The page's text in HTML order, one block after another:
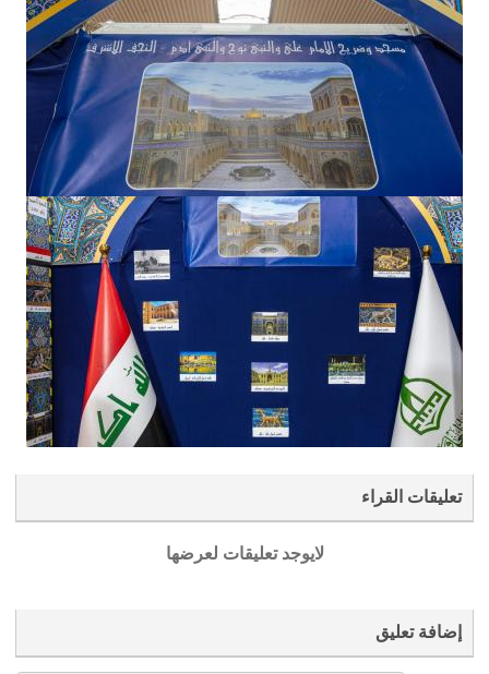
تعليقات القراء
لايوجد تعليقات لعرضها
إضافة تعليق